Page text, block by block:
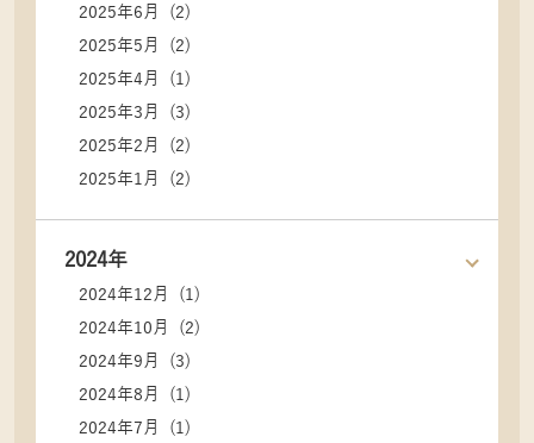
2025年6月 (2)
2025年5月 (2)
2025年4月 (1)
2025年3月 (3)
2025年2月 (2)
2025年1月 (2)
2024年
2024年12月 (1)
2024年10月 (2)
2024年9月 (3)
2024年8月 (1)
2024年7月 (1)